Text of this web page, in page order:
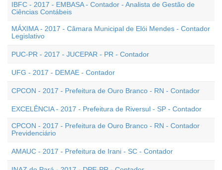
IBFC - 2017 - EMBASA - Contador - Analista de Gestão de
Ciências Contábeis
MÁXIMA - 2017 - Câmara Municipal de Elói Mendes - Contador
Legislativo
PUC-PR - 2017 - JUCEPAR - PR - Contador
UFG - 2017 - DEMAE - Contador
CPCON - 2017 - Prefeitura de Ouro Branco - RN - Contador
EXCELÊNCIA - 2017 - Prefeitura de Riversul - SP - Contador
CPCON - 2017 - Prefeitura de Ouro Branco - RN - Contador
Previdenciário
AMAUC - 2017 - Prefeitura de Irani - SC - Contador